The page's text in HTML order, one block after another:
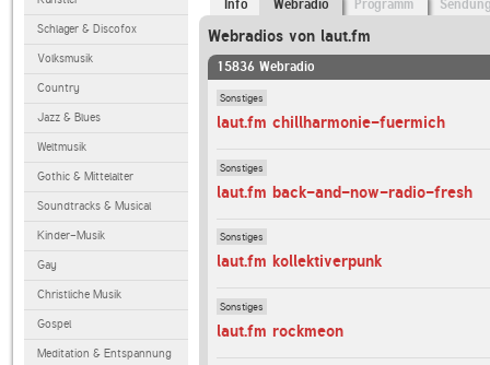
Schlager & Discofox
Volksmusik
Country
Jazz & Blues
Weltmusik
Gothic & Mittelalter
Soundtracks & Musical
Kinder-Musik
Gay
Christliche Musik
Gospel
Meditation & Entspannung
Info Webradio Programm
Webradios von laut.fm
15836 Webradio
Sonstiges
laut.fm chillharmonie-fuermich
Sonstiges
laut.fm back-and-now-radio-fresh
Sonstiges
laut.fm kollektiverpunk
Sonstiges
laut.fm rockmeon